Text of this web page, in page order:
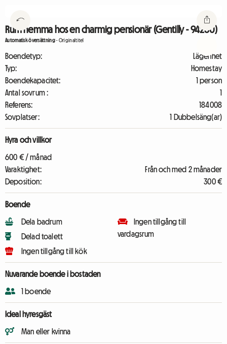
Rum hemma hos en charmig pensionär (Gentilly - 94250)
Automatisk översättning-Originaltitel
Boendetyp:
Lägenhet
Typ:
Homestay
Boendekapacitet:
1 person
Antal sovrum :
1
Referens:
184008
Sovplatser:
1 Dubbelsäng(ar)
Hyra och villkor
600 € / månad
Varaktighet:
Från och med 2 månader
Deposition:
300 €
Boende
Dela badrum
Delad toalett
Ingen tillgång till kök
Ingen tillgång till
vardagsrum
Nuvarande boende i bostaden
1 boende
Ideal hyresgäst
Man eller kvinna